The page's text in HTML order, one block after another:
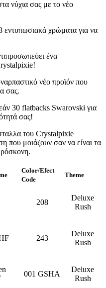
νύχια σας με το νέο
εντυπωσιακά χρώματα για να
ένα
νέο προϊόν που
σας.
30 flatbacks Swarovski για
σας!
του Crystalpixie
που μοιάζουν σαν να είναι τα
Color/Efect
Code
Theme
208
Deluxe
Rush
243
Deluxe
Rush
001 GSHA
Deluxe
Rush